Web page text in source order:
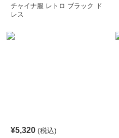
チャイナ服 レトロ ブラック ド
レス
¥5,320 (税込)